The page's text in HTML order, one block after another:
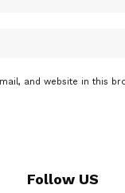
and website in this
Follow US